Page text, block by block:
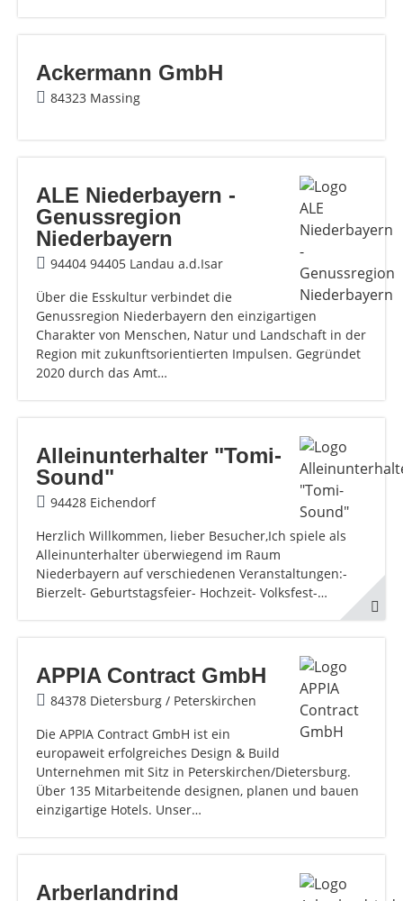
Ackermann GmbH
84323 Massing
ALE Niederbayern -
Genussregion
Niederbayern
94404 94405 Landau a.d.Isar
Über die Esskultur verbindet die
Genussregion Niederbayern den einzigartigen
Charakter von Menschen, Natur und Landschaft in der
Region mit zukunftsorientierten Impulsen. Gegründet
2020 durch das Amt…
Alleinunterhalter "Tomi-
Sound"
94428 Eichendorf
Herzlich Willkommen, lieber Besucher,Ich spiele als
Alleinunterhalter überwiegend im Raum
Niederbayern auf verschiedenen Veranstaltungen:-
Bierzelt- Geburtstagsfeier- Hochzeit- Volksfest-…
APPIA Contract GmbH
84378 Dietersburg / Peterskirchen
Die APPIA Contract GmbH ist ein
europaweit erfolgreiches Design & Build
Unternehmen mit Sitz in Peterskirchen/Dietersburg.
Über 135 Mitarbeitende designen, planen und bauen
einzigartige Hotels. Unser…
Arberlandrind